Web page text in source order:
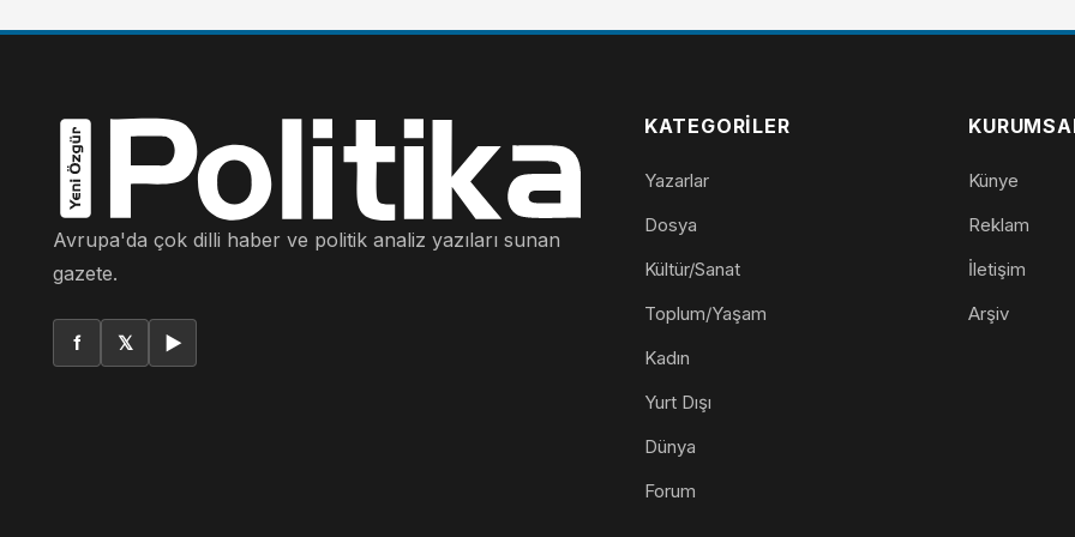
Avrupa'da çok dilli haber ve politik analiz yazıları sunan
gazete.
f 𝕏 ▶
KATEGORILER
Yazarlar
Dosya
Kültür/Sanat
Toplum/Yaşam
Kadın
Yurt Dışı
Dünya
Forum
Künye
Reklam
İletişim
Arşiv